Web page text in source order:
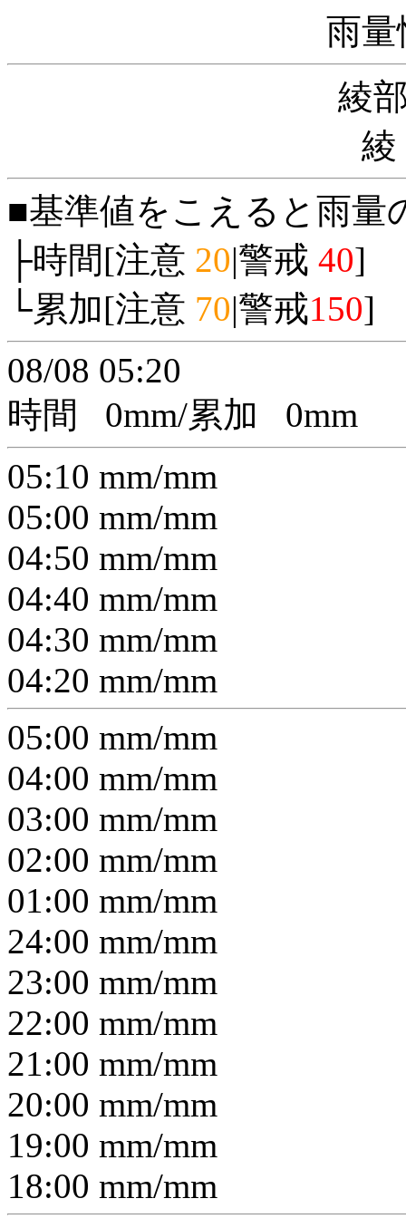
雨量
綾
■基準値をこえると雨量
├時間[注意 20|警戒 40]
└累加[注意 70|警戒150]
08/08 05:20
時間
0mm/累加 0mm
05:10 mm/mm
05:00 mm/mm
04:50 mm/mm
04:40 mm/mm
04:30 mm/mm
04:20 mm/mm
05:00 mm/mm
04:00 mm/mm
03:00 mm/mm
02:00 mm/mm
01:00 mm/mm
24:00 mm/mm
23:00 mm/mm
22:00 mm/mm
21:00 mm/mm
20:00 mm/mm
19:00 mm/mm
18:00 mm/mm